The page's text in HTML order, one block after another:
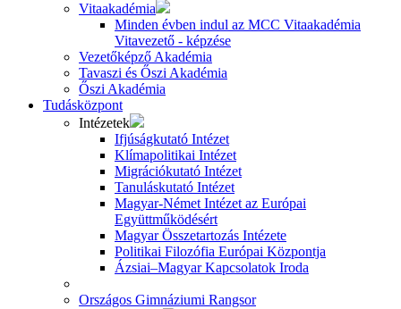
Vitaakadémia
Minden évben indul az MCC Vitaakadémia
Vitavezető - képzése
Vezetőképző Akadémia
Tavaszi és Őszi Akadémia
Őszi Akadémia
Tudásközpont
Intézetek
Ifjúságkutató Intézet
Klímapolitikai Intézet
Migrációkutató Intézet
Tanuláskutató Intézet
Magyar-Német Intézet az Európai
Együttműködésért
Magyar Összetartozás Intézete
Politikai Filozófia Európai Központja
Ázsiai–Magyar Kapcsolatok Iroda
Országos Gimnáziumi Rangsor